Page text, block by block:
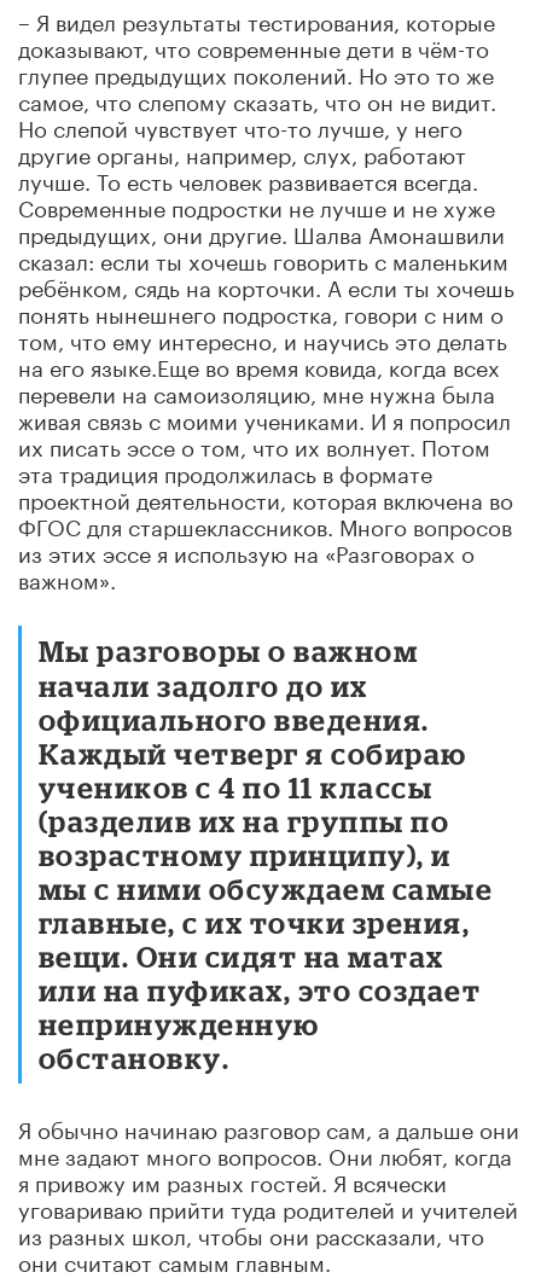
– Я видел результаты тестирования, которые
доказывают, что современные дети в чём-то
глупее предыдущих поколений. Но это то же
самое, что слепому сказать, что он не видит.
Но слепой чувствует что-то лучше, у него
другие органы, например, слух, работают
лучше. То есть человек развивается всегда.
Современные подростки не лучше и не хуже
предыдущих, они другие. Шалва Амонашвили
сказал: если ты хочешь говорить с маленьким
ребёнком, сядь на корточки. А если ты хочешь
понять нынешнего подростка, говори с ним о
том, что ему интересно, и научись это делать
на его языке Еще во время ковида, когда всех
перевели на самоизоляцию, мне нужна была
живая связь с моими учениками. И я попросил
их писать эссе о том, что их волнует. Потом
эта традиция продолжилась в формате
проектной деятельности, которая включена во
ФГОС для старшеклассников. Много вопросов
из этих эссе я использую на «Разговорах о
важном».
Мы разговоры о важном
начали задолго до их
официального введения.
Каждый четверг я собираю
учеников с 4 по 11 классы
(разделив их на группы по
возрастному принципу), и
мы с ними обсуждаем самые
главные, с их точки зрения,
вещи. Они сидят на матах
или на пуфиках, это создает
непринужденную
обстановку.
Я обычно начинаю разговор сам, а дальше они
мне задают много вопросов. Они любят, когда
я привожу им разных гостей. Я всячески
уговариваю прийти туда родителей и учителей
из разных школ, чтобы они рассказали, что
они считают самым главным.